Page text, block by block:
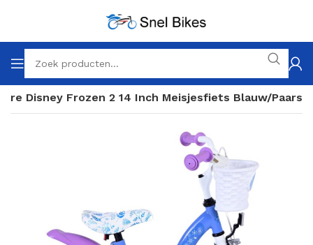
Disney Frozen 2 14 Inch Meisjesfiets Blauw/Paars